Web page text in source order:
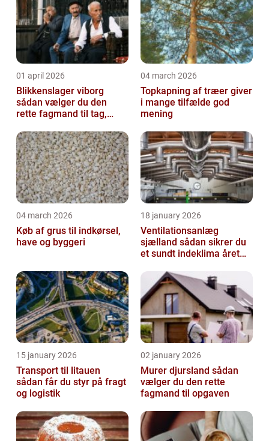
01 april 2026
Blikkenslager viborg
sådan vælger du den
rette fagmand til tag,
04 march 2026
Topkapning af træer giver
i mange tilfælde god
mening
04 march 2026
Køb af grus til indkørsel,
have og byggeri
18 january 2026
Ventilationsanlæg
sjælland sådan sikrer du
et sundt indeklima året
15 january 2026
Transport til litauen
sådan får du styr på fragt
og logistik
02 january 2026
Murer djursland sådan
vælger du den rette
fagmand til opgaven